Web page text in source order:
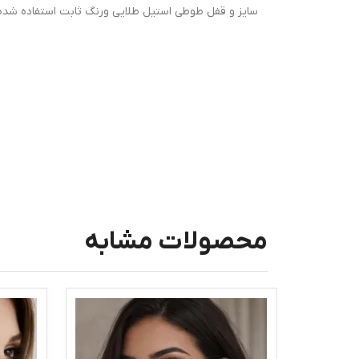
سایز و قفل طوطی استیل طلایی ورنگ ثابت استفاده
محصولات مشابه